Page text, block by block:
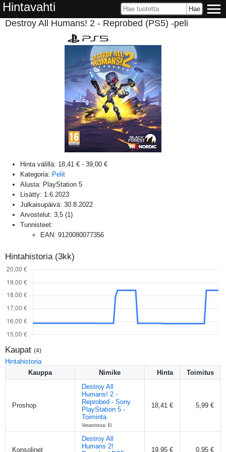
Hintavahti
Destroy All Humans! 2 - Reprobed (PS5) -peli
Hinta välillä: 18,41 € - 39,00 €
Kategoria: Pelit
Alusta: PlayStation 5
Lisätty: 1.6.2023
Julkaisupäivä: 30.8.2022
Arvostelut: 3,5 (1 )
Tunnisteet:
EAN: 9120080077356
Hintahistoria (3kk)
Kaupat (4)
Hintahistoria
Kauppa
Nimike Hinta Toimitus
Proshop
Destroy All
Humans! 2 -
Reprobed - Sony
PlayStation 5 -
Toiminta
Varastossa: Ei
18,41 € 5,99 €
Konsolinet
Destroy All
Humans 2!
19,95 € 0,95 €